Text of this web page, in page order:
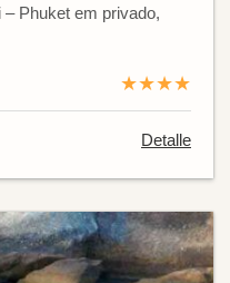
Phuket em privado,
★★★★
Detalle